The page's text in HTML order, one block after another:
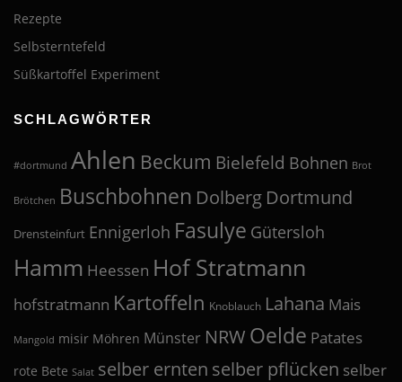
Rezepte
Selbsterntefeld
Süßkartoffel Experiment
SCHLAGWÖRTER
#dortmund Ahlen Beckum Bielefeld Bohnen Brot
Brötchen Buschbohnen Dolberg Dortmund
Drensteinfurt Ennigerloh Fasulye Gütersloh
Hamm Heessen Hof Stratmann
hofstratmann Kartoffeln Knoblauch Lahana Mais
Mangold misir Möhren Münster NRW Oelde Patates
rote Bete Salat selber ernten selber pflücken selber